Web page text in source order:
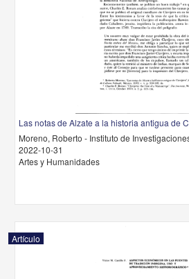
Las notas de Alzate a la historia antigua de
Moreno, Roberto - Instituto de
2022-10-31
Artes y Humanidades
Artículo